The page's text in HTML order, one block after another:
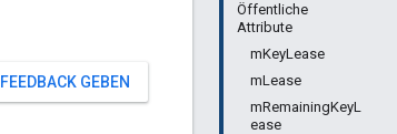
Öffentliche
Attribute
mKeyLease
mLease
mRemainingKeyL
ease
FEEDBACK GEBEN